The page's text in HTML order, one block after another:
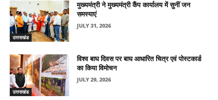
उत्तराखंड
मुख्यमंत्री ने मुख्यमंत्री कैंप कार्यालय में सुनीं जन
समस्याएं
JULY 31, 2026
उत्तराखंड
विश्व बाघ दिवस पर बाघ आधारित चित्र एवं पोस्टकार्ड
का किया विमोचन
JULY 29, 2026